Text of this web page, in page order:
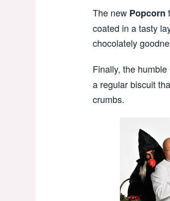
The new Popcorn
coated in a tasty
chocolately
Finally, the humble
a regular biscuit
crumbs.